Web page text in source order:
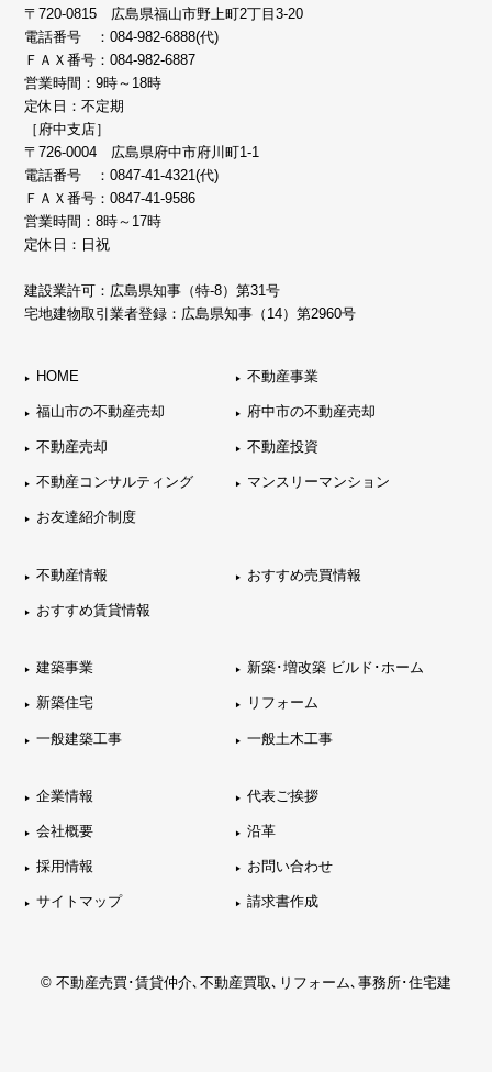
〒720-0815 広島県福山市野上町2丁目3-20
電話番号 ：084-982-6888(代)
ＦＡＸ番号：084-982-6887
営業時間：9時～18時
定休日：不定期
［府中支店］
〒726-0004 広島県府中市府川町1-1
電話番号 ：0847-41-4321(代)
ＦＡＸ番号：0847-41-9586
営業時間：8時～17時
定休日：日祝
建設業許可：広島県知事（特-8）第31号
宅地建物取引業者登録：広島県知事（14）第2960号
HOME 不動産事業
福山市の不動産売却 府中市の不動産売却
不動産売却 不動産投資
不動産コンサルティング マンスリーマンション
お友達紹介制度
不動産情報 おすすめ売買情報
おすすめ賃貸情報
建築事業 新築･増改築 ビルド･ホーム
新築住宅 リフォーム
一般建築工事 一般土木工事
企業情報 代表ご挨拶
会社概要 沿革
採用情報 お問い合わせ
サイトマップ 請求書作成
© 不動産売買･賃貸仲介､不動産買取､リフォーム､事務所･住宅建